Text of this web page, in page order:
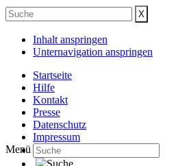
Inhalt anspringen
Unternavigation anspringen
Startseite
Hilfe
Kontakt
Presse
Datenschutz
Impressum
Menü